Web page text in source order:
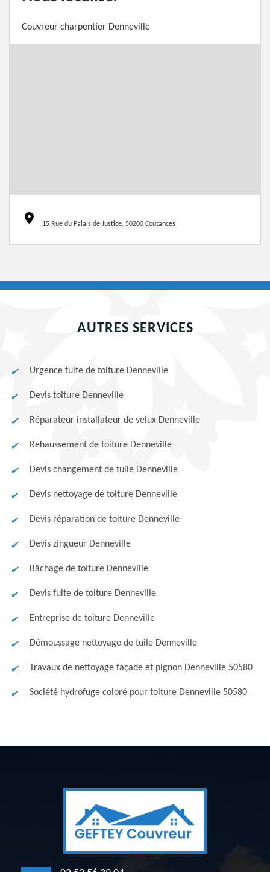
Couvreur charpentier Denneville
15 Rue du Palais de Justice, 50200 Coutances
AUTRES SERVICES
Urgence fuite de toiture Denneville
Devis toiture Denneville
Réparateur installateur de velux Denneville
Rehaussement de toiture Denneville
Devis changement de tuile Denneville
Devis nettoyage de toiture Denneville
Devis réparation de toiture Denneville
Devis zingueur Denneville
Bâchage de toiture Denneville
Devis fuite de toiture Denneville
Entreprise de toiture Denneville
Démoussage nettoyage de tuile Denneville
Travaux de nettoyage façade et pignon Denneville 50580
Société hydrofuge coloré pour toiture Denneville 50580